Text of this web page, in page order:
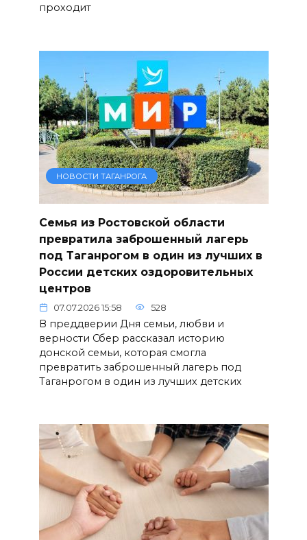
проходит
НОВОСТИ ТАГАНРОГА
Семья из Ростовской области
превратила заброшенный лагерь
под Таганрогом в один из лучших в
России детских оздоровительных
центров
07.07.2026 15:58 528
В преддверии Дня семьи, любви и
верности Сбер рассказал историю
донской семьи, которая смогла
превратить заброшенный лагерь под
Таганрогом в один из лучших детских